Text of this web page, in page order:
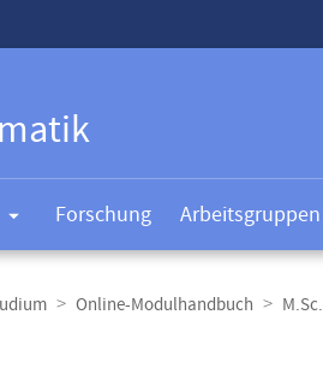
Forschung Arbeitsgruppen
Online-Modulhandbuch